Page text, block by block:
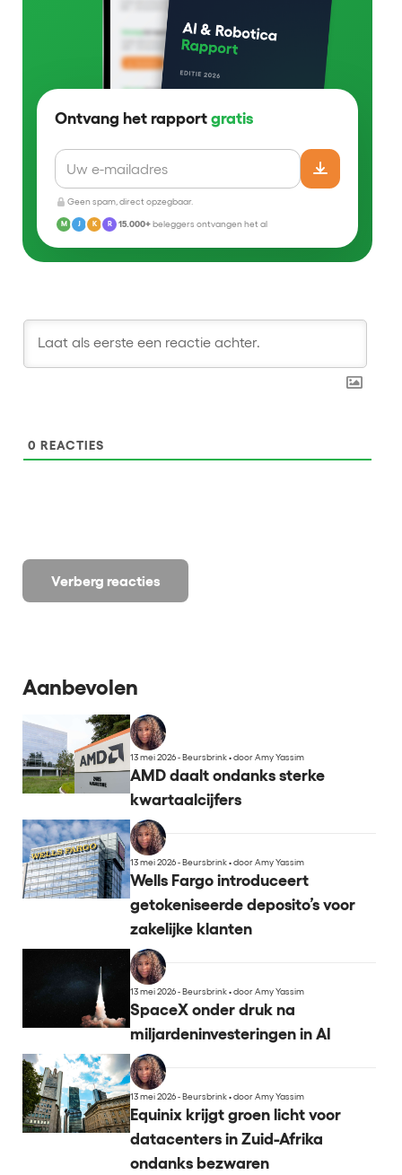
Ontvang het rapport gratis
Geen spam, direct opzegbaar.
M J K R 15.000+beleggers ontvangen het al
Verberg reacties
0 REACTIES
Aanbevolen
13 mei 2026 - Beursbrink•door Amy Yassim
AMD daalt ondanks sterke
kwartaalcijfers
13 mei 2026 - Beursbrink•door Amy Yassim
Wells Fargo introduceert
getokeniseerde deposito’s voor
zakelijke klanten
13 mei 2026 - Beursbrink•door Amy Yassim
SpaceX onder druk na
miljardeninvesteringen in AI
13 mei 2026 - Beursbrink•door Amy Yassim
Equinix krijgt groen licht voor
datacenters in Zuid-Afrika
ondanks bezwaren